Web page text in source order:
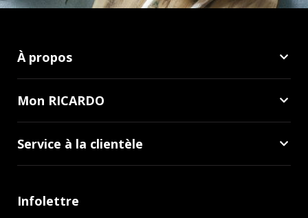
À propos
Mon RICARDO
Service à la clientèle
Infolettre